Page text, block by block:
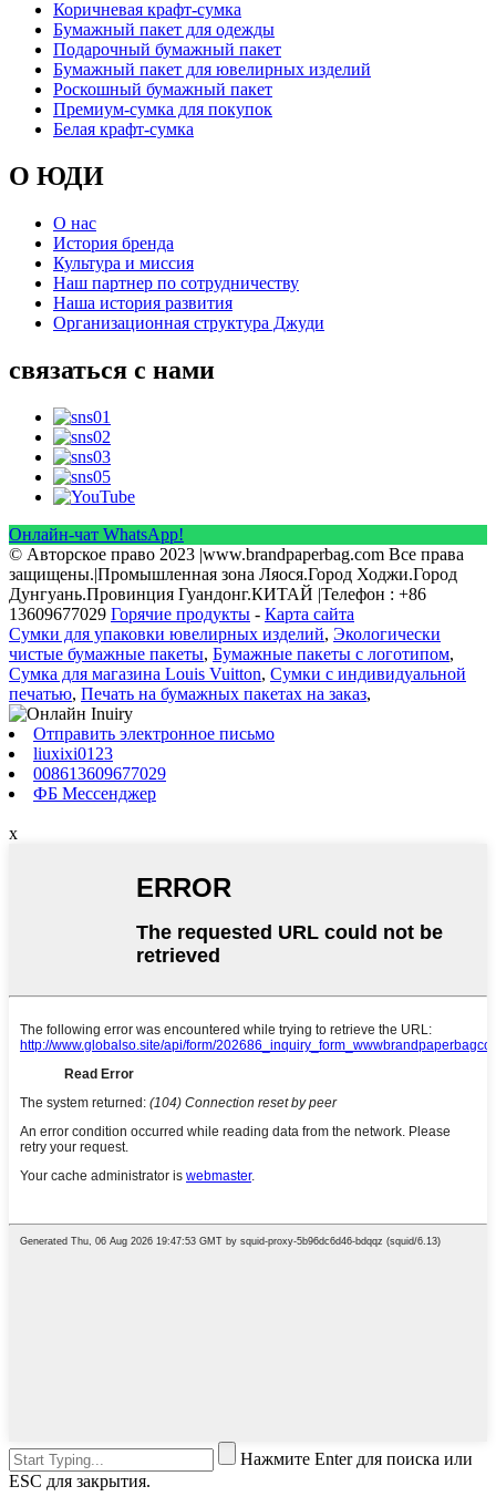
Коричневая крафт-сумка
Бумажный пакет для одежды
Подарочный бумажный пакет
Бумажный пакет для ювелирных изделий
Роскошный бумажный пакет
Премиум-сумка для покупок
Белая крафт-сумка
О ЮДИ
О нас
История бренда
Культура и миссия
Наш партнер по сотрудничеству
Наша история развития
Организационная структура Джуди
связаться с нами
Онлайн-чат WhatsApp!
© Авторское право 2023 |www.brandpaperbag.com Все права
защищены.|Промышленная зона Ляося.Город Ходжи.Город
Дунгуань.Провинция Гуандонг.КИТАЙ |Телефон : +86
13609677029 Горячие продукты - Карта сайта
Сумки для упаковки ювелирных изделий, Экологически
чистые бумажные пакеты, Бумажные пакеты с логотипом,
Сумка для магазина Louis Vuitton, Сумки с индивидуальной
печатью, Печать на бумажных пакетах на заказ,
Отправить электронное письмо
liuxixi0123
008613609677029
ФБ Мессенджер
x
Нажмите Enter для поиска или
ESC для закрытия.